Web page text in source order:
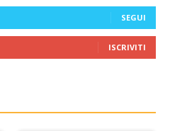
SEGUI
ISCRIVITI